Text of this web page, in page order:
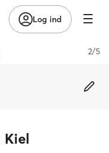
Log ind
2/5
Kiel